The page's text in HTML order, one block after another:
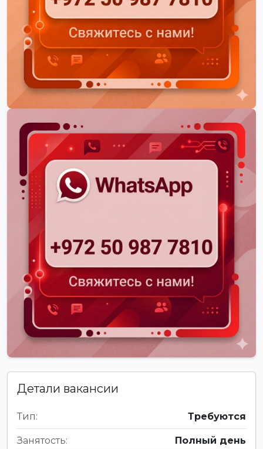
Детали вакансии
Тип: Требуются
Занятость: Полный день